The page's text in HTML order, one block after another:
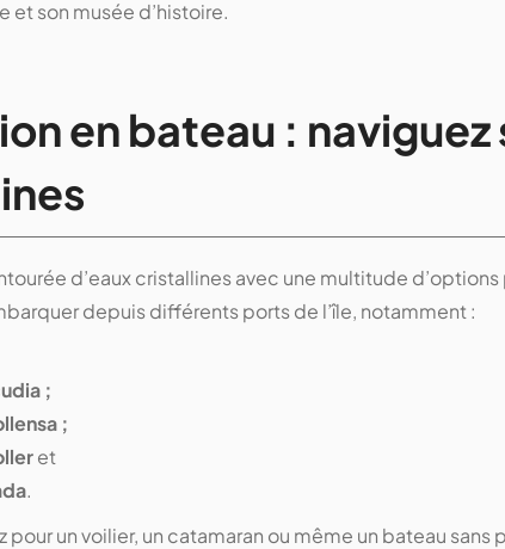
et son musée d’histoire.
en bateau : naviguez
d’eaux cristallines avec une multitude
depuis différents ports de l’île, notamment :
;
;
et
.
pour un voilier, un catamaran ou même un bateau sans